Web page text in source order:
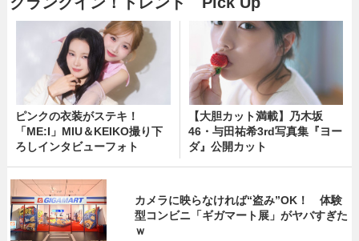
ピンクの衣装がステキ！
「ME:I」MIU＆KEIKO撮り下
ろしインタビューフォト
【大胆カット満載】乃木坂
46・与田祐希3rd写真集『ヨー
ダ』公開カット
カメラに映らなければ“盗み”OK！ 体験
型コンビニ「ギガマート展」がヤバすぎた
ｗ